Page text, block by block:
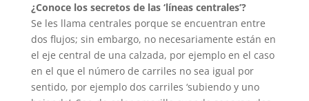
¿Conoce los secretos de las ‘líneas centrales’?
Se les llama centrales porque se encuentran entre
dos flujos; sin embargo, no necesariamente están en
el eje central de una calzada, por ejemplo en el caso
en el que el número de carriles no sea igual por
sentido, por ejemplo dos carriles ‘subiendo y uno